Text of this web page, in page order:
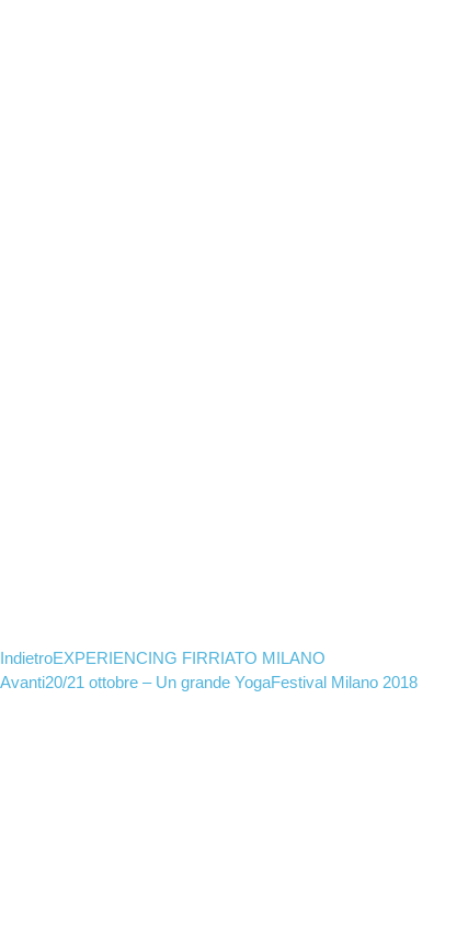
IndietroEXPERIENCING FIRRIATO MILANO
Avanti20/21 ottobre – Un grande YogaFestival Milano 2018